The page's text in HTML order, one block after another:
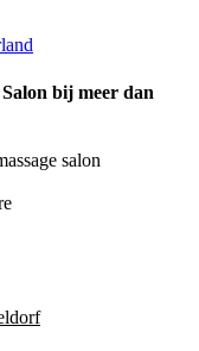
bij meer dan
salon